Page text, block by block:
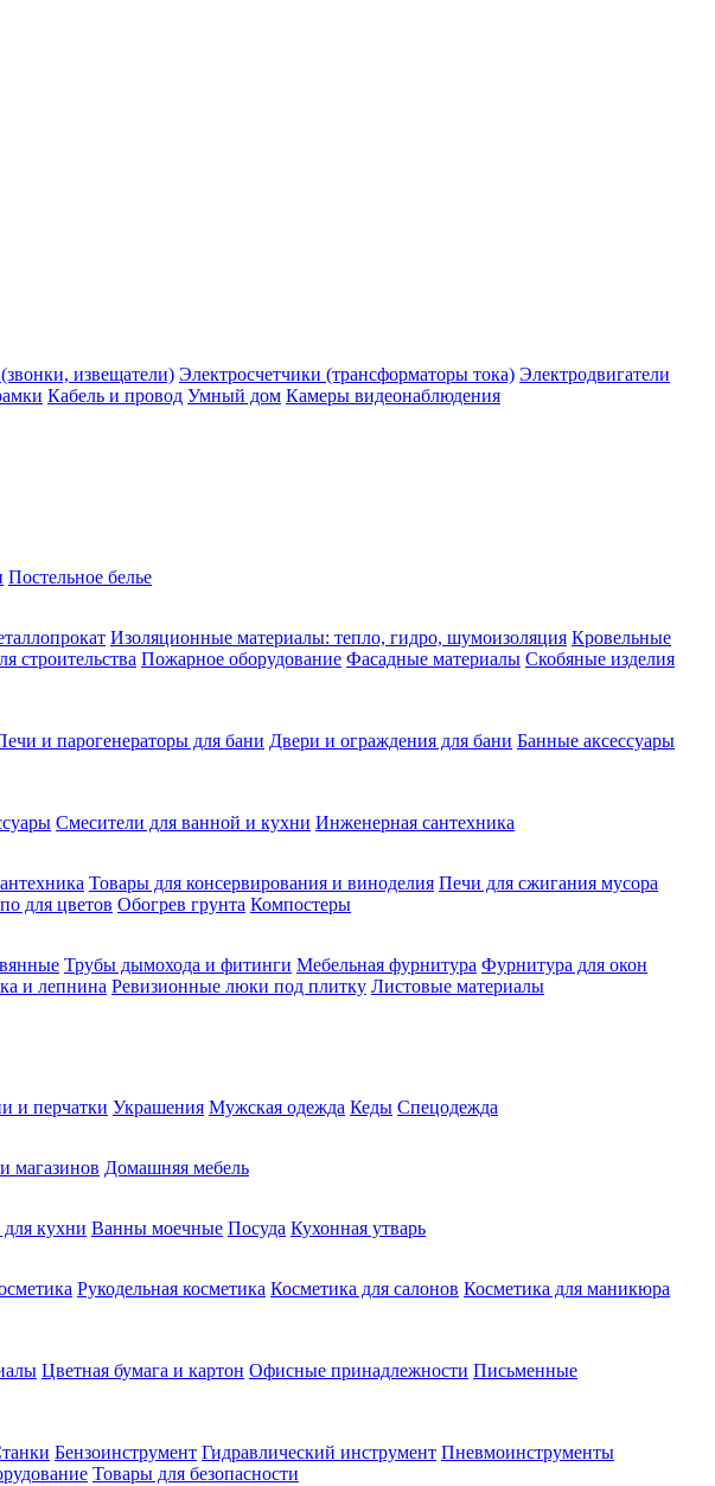
извещатели) Электросчетчики (трансформаторы тока) Электродвигатели
Кабель и провод Умный дом Камеры видеонаблюдения
Постельное белье
Изоляционные материалы: тепло, гидро, шумоизоляция Кровельные
строительства Пожарное оборудование Фасадные материалы Скобяные изделия
и парогенераторы для бани Двери и ограждения для бани Банные аксессуары
Смесители для ванной и кухни Инженерная сантехника
Товары для консервирования и виноделия Печи для сжигания мусора
для цветов Обогрев грунта Компостеры
Трубы дымохода и фитинги Мебельная фурнитура Фурнитура для окон
и лепнина Ревизионные люки под плитку Листовые материалы
и перчатки Украшения Мужская одежда Кеды Спецодежда
магазинов Домашняя мебель
кухни Ванны моечные Посуда Кухонная утварь
Рукодельная косметика Косметика для салонов Косметика для маникюра
Цветная бумага и картон Офисные принадлежности Письменные
Бензоинструмент Гидравлический инструмент Пневмоинструменты
Товары для безопасности